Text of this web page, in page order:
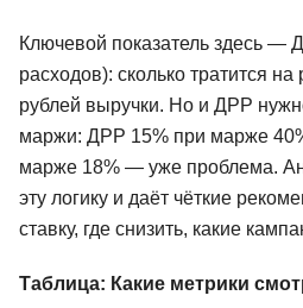
Ключевой показатель здесь —
расходов): сколько тратится
рублей выручки. Но и ДРР
маржи: ДРР 15% при марже
марже 18% — уже проблема.
эту логику и даёт чёткие
ставку, где снизить, какие
Таблица: Какие метрики